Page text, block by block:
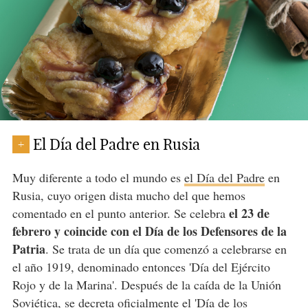
+ El Día del Padre en Rusia
Muy diferente a todo el mundo es el Día del Padreen
Rusia, cuyo origen dista mucho del que hemos
comentado en el punto anterior. Se celebra el 23 de
febrero y coincide con el Día de los Defensores de la
Patria. Se trata de un día que comenzó a celebrarse en
el año 1919, denominado entonces 'Día del Ejército
Rojo y de la Marina'. Después de la caída de la Unión
Soviética, se decreta oficialmente el 'Día de los